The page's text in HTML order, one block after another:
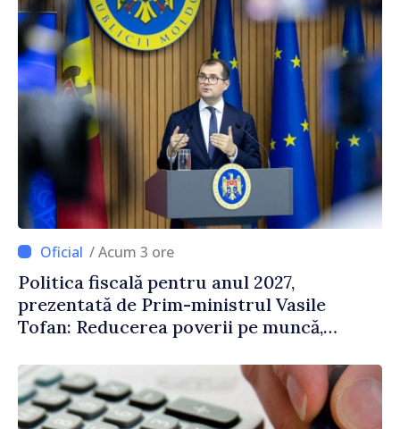
/ Acum 3 ore
Politica fiscală pentru anul 2027,
prezentată de Prim-ministrul Vasile
Tofan: Reducerea poverii pe muncă,
echitabilă